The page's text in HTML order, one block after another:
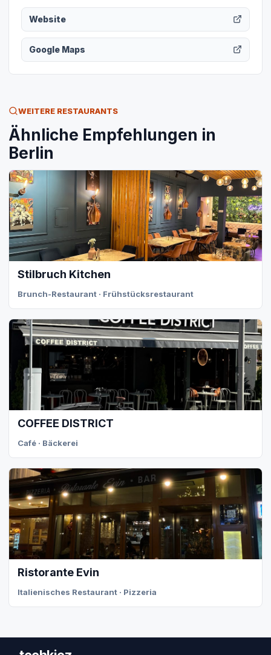
Website
Google Maps
WEITERE RESTAURANTS
Ähnliche Empfehlungen in
Berlin
Stilbruch Kitchen
Brunch-Restaurant · Frühstücksrestaurant
COFFEE DISTRICT
Café · Bäckerei
Ristorante Evin
Italienisches Restaurant · Pizzeria